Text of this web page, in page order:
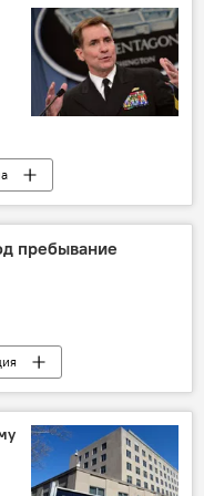
пребывание